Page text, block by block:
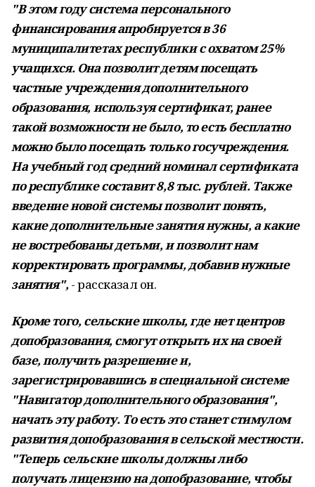
"В этом году система персонального
финансирования апробируется в 36
муниципалитетах республики с охватом 25%
учащихся. Она позволит детям посещать
частные учреждения дополнительного
образования, используя сертификат, ранее
такой возможности не было, то есть бесплатно
можно было посещать только госучреждения.
На учебный год средний номинал сертификата
по республике составит 8,8 тыс. рублей. Также
введение новой системы позволит понять,
какие дополнительные занятия нужны, а какие
не востребованы детьми, и позволит нам
корректировать программы, добавив нужные
занятия", - рассказал он.
Кроме того, сельские школы, где нет центров
допобразования, смогут открыть их на своей
базе, получить разрешение и,
зарегистрировавшись в специальной системе
"Навигатор дополнительного образования",
начать эту работу. То есть это станет стимулом
развития допобразования в сельской местности.
"Теперь сельские школы должны либо
получать лицензию на допобразование, чтобы